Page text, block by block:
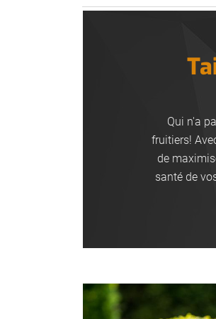
Qui n'a
fruitiers!
de
santé de